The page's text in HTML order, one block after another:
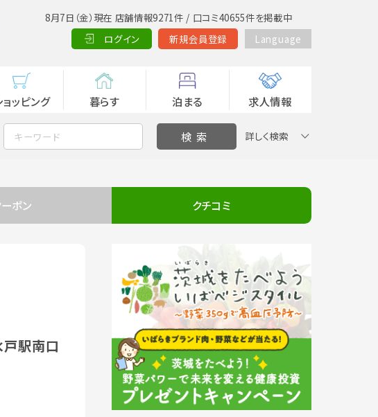
8月7日（金）現在 店舗情報9271件 / 口コミ40655件を掲載中
ログイン
新規会員登録 Language
ョッピング 暮らす 泊まる 求人情報
詳しく検索
ーポン クチコミ
戸駅南口